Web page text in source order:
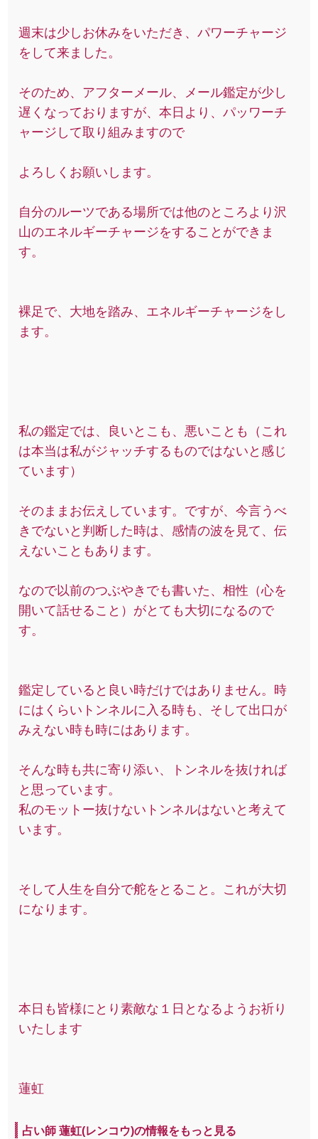
週末は少しお休みをいただき、パワーチャージ
をして来ました。
そのため、アフターメール、メール鑑定が少し
遅くなっておりますが、本日より、パッワーチ
ャージして取り組みますので
よろしくお願いします。
自分のルーツである場所では他のところより沢
山のエネルギーチャージをすることができま
す。
裸足で、大地を踏み、エネルギーチャージをし
ます。
私の鑑定では、良いとこも、悪いことも（これ
は本当は私がジャッチするものではないと感じ
ています）
そのままお伝えしています。ですが、今言うべ
きでないと判断した時は、感情の波を見て、伝
えないこともあります。
なので以前のつぶやきでも書いた、相性（心を
開いて話せること）がとても大切になるので
す。
鑑定していると良い時だけではありません。時
にはくらいトンネルに入る時も、そして出口が
みえない時も時にはあります。
そんな時も共に寄り添い、トンネルを抜ければ
と思っています。
私のモットー抜けないトンネルはないと考えて
います。
そして人生を自分で舵をとること。これが大切
になります。
本日も皆様にとり素敵な１日となるようお祈り
いたします
蓮虹
占い師 蓮虹(レンコウ)の情報をもっと見る